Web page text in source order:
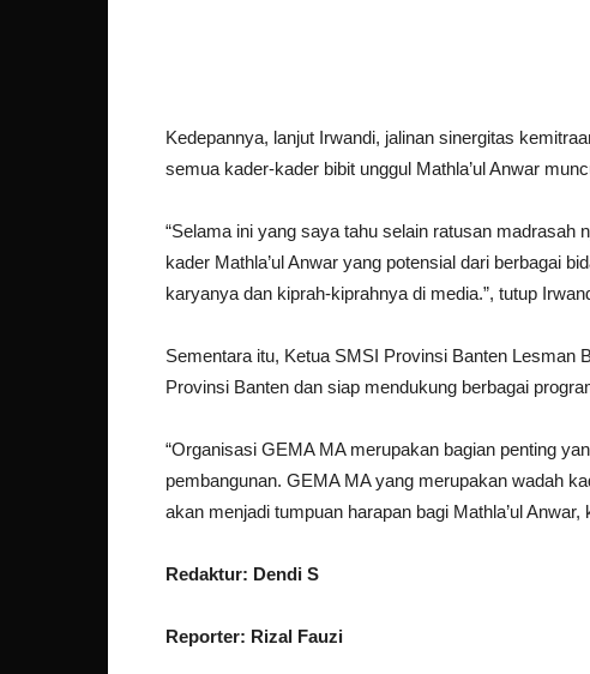
Kedepannya, lanjut Irwandi, jalinan sinergitas
semua kader-kader bibit unggul Mathla’ul Anwar
“Selama ini yang saya tahu selain ratusan madrasah
kader Mathla’ul Anwar yang potensial dari berbagai
karyanya dan kiprah-kiprahnya di media.”, tutup
Sementara itu, Ketua SMSI Provinsi Banten Lesman
Provinsi Banten dan siap mendukung berbagai
“Organisasi GEMA MA merupakan bagian penting
pembangunan. GEMA MA yang merupakan wadah
akan menjadi tumpuan harapan bagi Mathla’ul
Redaktur: Dendi S
Reporter: Rizal Fauzi